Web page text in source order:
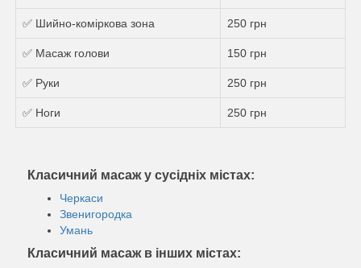
✅ Шийно-коміркова зона 250 грн
✅ Масаж голови 150 грн
✅ Руки 250 грн
✅ Ноги 250 грн
Класичний масаж у сусідніх містах:
Черкаси
Звенигородка
Умань
Класичний масаж в інших містах: